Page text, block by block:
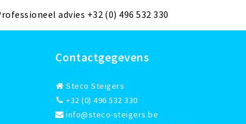
advies +32 (0) 496 532 330
Contactgegevens
Steco Steigers
+32 (0) 496 532 330
info@steco-steigers.be